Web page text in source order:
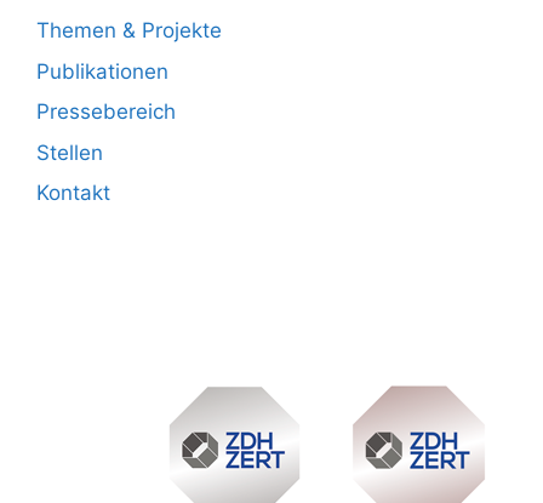
Themen & Projekte
Publikationen
Pressebereich
Stellen
Kontakt